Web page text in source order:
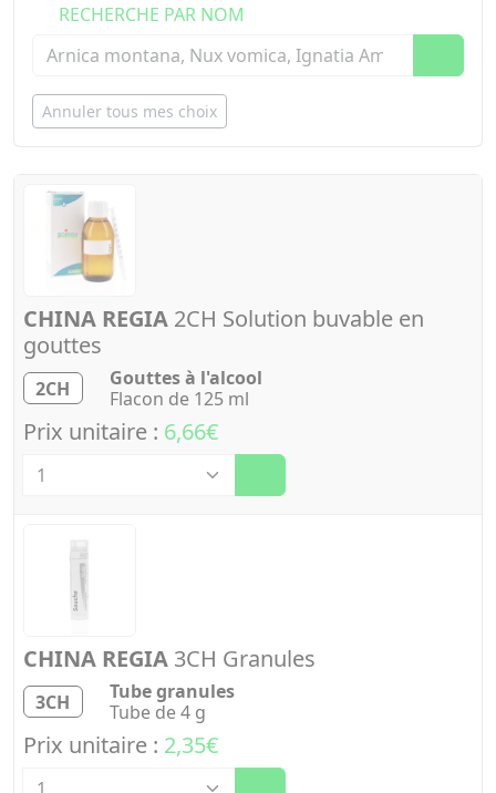
RECHERCHE PAR NOM
Annuler tous mes choix
CHINA REGIA 2CH Solution buvable en
gouttes
2CH
Gouttes à l'alcool
Flacon de 125 ml
Prix unitaire : 6,66€
CHINA REGIA 3CH Granules
3CH
Tube granules
Tube de 4 g
Prix unitaire : 2,35€